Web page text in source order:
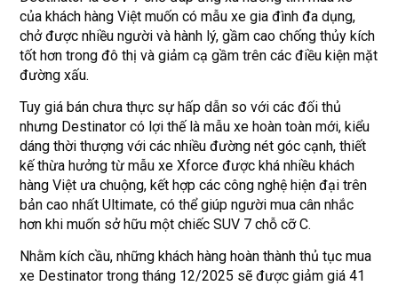
của khách hàng Việt muốn có mẫu xe gia đình đa dụng,
chở được nhiều người và hành lý, gầm cao chống thủy kích
tốt hơn trong đô thị và giảm cạ gầm trên các điều kiện mặt
đường xấu.
Tuy giá bán chưa thực sự hấp dẫn so với các đối thủ
nhưng Destinator có lợi thế là mẫu xe hoàn toàn mới, kiểu
dáng thời thượng với các nhiều đường nét góc cạnh, thiết
kế thừa hưởng từ mẫu xe Xforce được khá nhiều khách
hàng Việt ưa chuộng, kết hợp các công nghệ hiện đại trên
bản cao nhất Ultimate, có thể giúp người mua cân nhắc
hơn khi muốn sở hữu một chiếc SUV 7 chỗ cỡ C.
Nhằm kích cầu, những khách hàng hoàn thành thủ tục mua
xe Destinator trong tháng 12/2025 sẽ được giảm giá 41